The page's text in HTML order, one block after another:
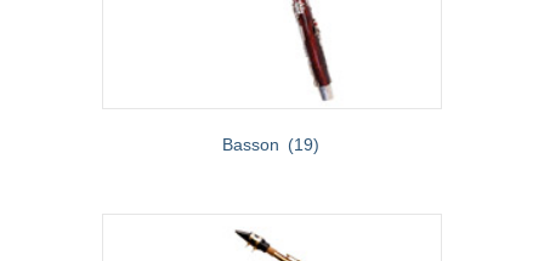
Basson (19)